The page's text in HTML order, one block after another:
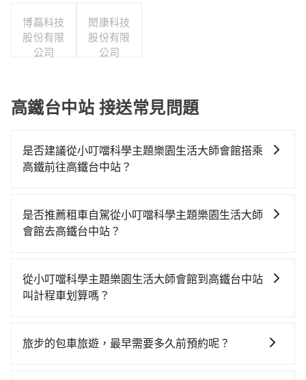
博磊科技
股份有限
公司
閎康科技
股份有限
公司
高鐵台中站 接送常見問題
是否建議從小叮噹科學主題樂園生活大師會館搭乘
高鐵前往高鐵台中站？
鐵台中站，高鐵較貴、費時、轉車麻煩，且難叫計程車
前往高鐵站！從最早07:02一直到23:32，新竹-台中一天
站，叫一輛計程車花費約500元、車程約35分鐘。抵達
高鐵站後，步行進站、現場購票並於月台排隊的時間約
站。全程加上轉車時間共1小時27分鐘，假設4位同行，
是否推薦租車自駕從小叮噹科學主題樂園生活大師
會館去高鐵台中站？
時不需要閉目養神（因為要自己開車），最重要的是你
當天就要來回，那在新竹路邊可隨租隨借的iRent應該是
噹科學主題樂園生活大師會館到高鐵台中站的花費預估
從小叮噹科學主題樂園生活大師會館到高鐵台中站
叫計程車划算嗎？
灣大車隊、Uber、Line Taxi、Yoxi等，如果在路邊攔不
旅步的包車旅遊，最早需要多久前預約呢？